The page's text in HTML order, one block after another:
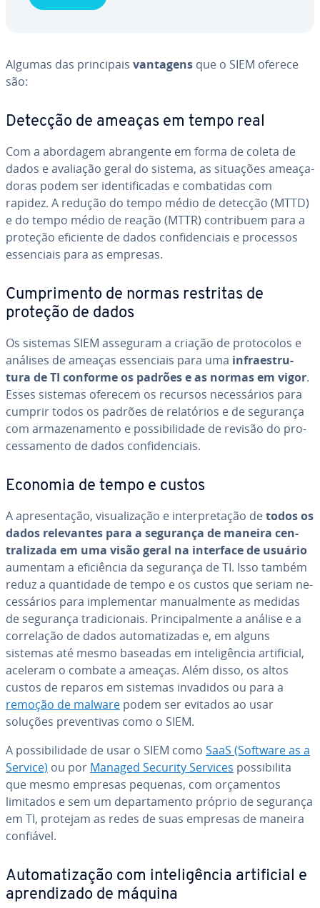
Algumas das prin­ci­pais vantagens que o SIEM oferece
são:
Detecção de ameaças em tempo real
Com a abordagem abran­gente em forma de coleta de
dados e avaliação geral do sistema, as situações ame­a­ça­
do­ras podem ser iden­ti­fi­ca­das e com­ba­ti­das com
rapidez. A redução do tempo médio de detecção (MTTD)
e do tempo médio de reação (MTTR) con­tri­buem para a
proteção eficiente de dados con­fi­den­ci­ais e processos
es­sen­ci­ais para as empresas.
Cum­pri­mento de normas restritas de
proteção de dados
Os sistemas SIEM asseguram a criação de pro­to­co­los e
análises de ameaças es­sen­ci­ais para uma in­fra­es­tru­
tura de TI conforme os padrões e as normas em vigor.
Esses sistemas oferecem os recursos ne­ces­sá­rios para
cumprir todos os padrões de re­la­tó­rios e de segurança
com ar­ma­ze­na­mento e pos­si­bi­li­dade de revisão do pro­
ces­sa­mento de dados con­fi­den­ci­ais.
Economia de tempo e custos
A apre­sen­ta­ção, vi­su­a­li­za­ção e in­ter­pre­ta­ção detodos os
dados re­le­van­tes para a segurança de maneira cen­
tra­li­zada em uma visão geral na interface de usuário
aumentam a efi­ci­ên­cia da segurança de TI. Isso também
reduz a quan­ti­dade de tempo e os custos que seriam ne­
ces­sá­rios para im­ple­men­tar ma­nu­al­mente as medidas
de segurança tra­di­ci­o­nais. Prin­ci­pal­mente a análise e a
cor­re­la­ção de dados au­to­ma­ti­za­das e, em alguns
sistemas até mesmo baseadas em in­te­li­gên­cia ar­ti­fi­cial,
aceleram o combate a ameaças. Além disso, os altos
custos de reparos em sistemas invadidos ou para a
remoção de malware podem ser evitados ao usar
soluções pre­ven­ti­vas como o SIEM.
A pos­si­bi­li­dade de usar o SIEM como SaaS (Software as a
Service) ou por Managed Security Services pos­si­bi­lita
que mesmo empresas pequenas, com or­ça­men­tos
limitados e sem um de­par­ta­mento próprio de segurança
em TI, protejam as redes de suas empresas de maneira
confiável.
Au­to­ma­ti­za­ção com in­te­li­gên­cia ar­ti­fi­cial e
apren­di­zado de máquina